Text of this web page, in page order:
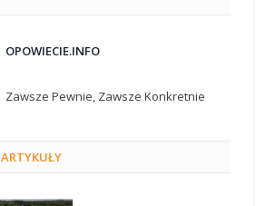
OPOWIECIE.INFO
Zawsze Pewnie, Zawsze Konkretnie
ARTYKUŁY